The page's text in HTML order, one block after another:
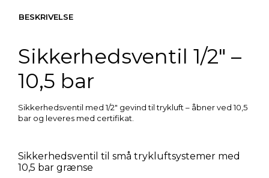
BESKRIVELSE
Sikkerhedsventil 1/2″ –
10,5 bar
Sikkerhedsventil med 1/2″ gevind til trykluft – åbner ved 10,5
bar og leveres med certifikat.
Sikkerhedsventil til små trykluftsystemer med
10,5 bar grænse